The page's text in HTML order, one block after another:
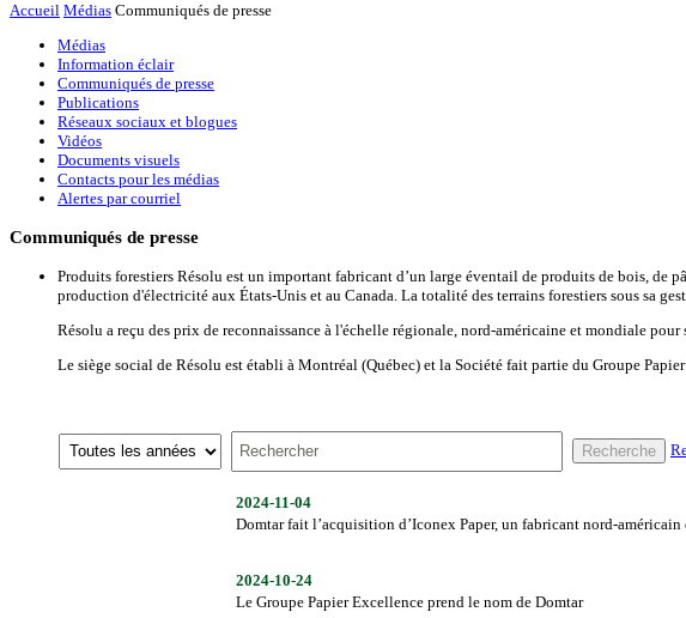
Accueil Médias Communiqués de presse
Médias
Information éclair
Communiqués de presse
Publications
Réseaux sociaux et blogues
Vidéos
Documents visuels
Contacts pour les médias
Alertes par courriel
Communiqués de presse
Produits forestiers Résolu est un important fabricant d’un large éventail de produits de bois, de
production d'électricité aux États-Unis et au Canada. La totalité des terrains forestiers sous sa
Résolu a reçu des prix de reconnaissance à l'échelle régionale, nord-américaine et mondiale
Le siège social de Résolu est établi à Montréal (Québec) et la Société fait partie du Groupe
Année
Mots
clé
Recherche
2024-11-04
Domtar fait l’acquisition d’Iconex Paper, un fabricant nord-américain
2024-10-24
Le Groupe Papier Excellence prend le nom de Domtar